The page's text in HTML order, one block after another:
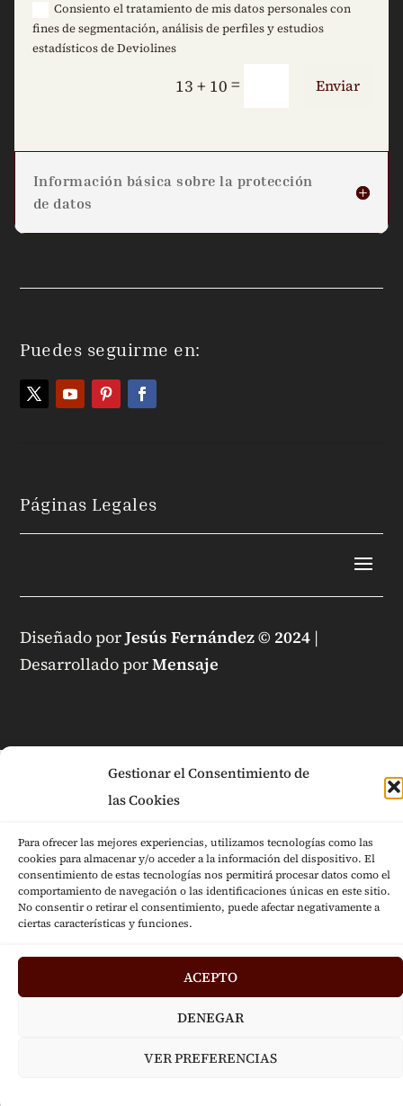
Gestionar el Consentimiento de
las Cookies
Para ofrecer las mejores experiencias, utilizamos tecnologías como las
cookies para almacenar y/o acceder a la información del dispositivo. El
consentimiento de estas tecnologías nos permitirá procesar datos como el
comportamiento de navegación o las identificaciones únicas en este sitio.
No consentir o retirar el consentimiento, puede afectar negativamente a
ciertas características y funciones.
ACEPTO
DENEGAR
VER PREFERENCIAS
Consiento el tratamiento de mis datos personales con
fines de segmentación, análisis de perfiles y estudios
estadísticos de Deviolines
13 + 10 = Enviar
Información básica sobre la protección
de datos
Puedes seguirme en:
Páginas Legales
Diseñado porJesús Fernández © 2024 |
Desarrollado porMensaje